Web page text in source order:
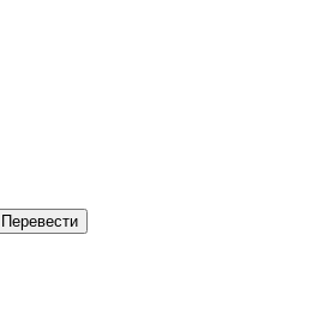
Перевести